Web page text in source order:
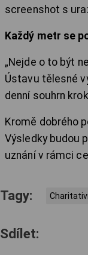
screenshot s
Každý metr se
„Nejde o to být
Ústavu tělesné
denní souhrn
Kromě dobrého
Výsledky budou
uznání v rámci
Tagy:
Sdílet: